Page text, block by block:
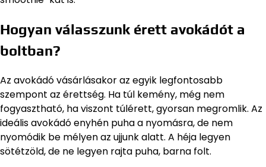
Hogyan válasszunk érett avokádót a
boltban?
Az avokádó vásárlásakor az egyik legfontosabb
szempont az érettség. Ha túl kemény, még nem
fogyasztható, ha viszont túlérett, gyorsan megromlik. Az
ideális avokádó enyhén puha a nyomásra, de nem
nyomódik be mélyen az ujjunk alatt. A héja legyen
sötétzöld, de ne legyen rajta puha, barna folt.